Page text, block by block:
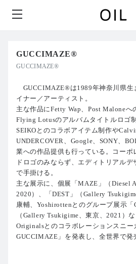
GUCCIMAZE®︎
GUCCIMAZE®︎
GUCCIMAZE®︎は1989年神奈川県生
イナー／アーティスト。
主な作品にFetty Wap、Post Maloneへ
Flying Lotusのアルバムタイトルロゴ
SEIKOとのコラボアイテム制作や
UNDERCOVER、Google、SONY、
業への作品提供も行っている。コーポ
ドロゴのみならず、エディトリアルデ
で手掛ける。
主な展示に、個展「MAZE」（Diesel
2020）、「DEST」（Gallery
康輔、Yoshirottenとのグループ展示「
（Gallery Tsukigime、東京、2021）
Originalsとのコラボレーションスニー
GUCCIMAZE」を発表し、全世界で発